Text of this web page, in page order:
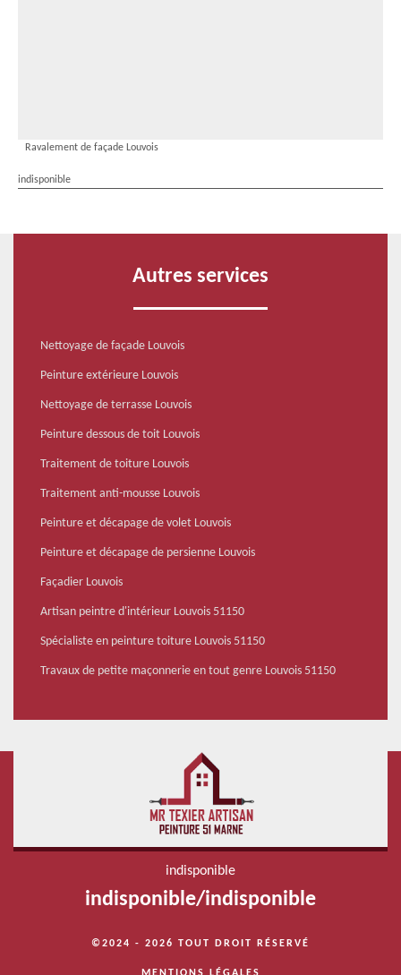
Ravalement de façade Louvois
indisponible
Autres services
Nettoyage de façade Louvois
Peinture extérieure Louvois
Nettoyage de terrasse Louvois
Peinture dessous de toit Louvois
Traitement de toiture Louvois
Traitement anti-mousse Louvois
Peinture et décapage de volet Louvois
Peinture et décapage de persienne Louvois
Façadier Louvois
Artisan peintre d'intérieur Louvois 51150
Spécialiste en peinture toiture Louvois 51150
Travaux de petite maçonnerie en tout genre Louvois 51150
indisponible
indisponible/indisponible
©2024 - 2026 TOUT DROIT RÉSERVÉ